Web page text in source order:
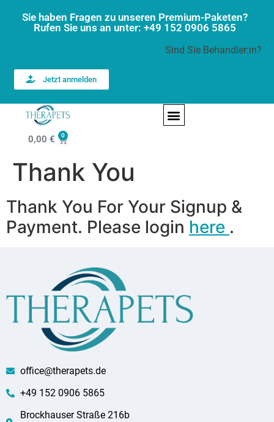
Sie haben Fragen zu unseren Premium-Paketen?
Rufen Sie uns an unter: +49 152 0906 5865
Sind Sie Behandler:in?
Jetzt anmelden
0,00€ 0
Thank You
Thank You For Your Signup &
Payment. Please login here .
office@therapets.de
+49 152 0906 5865
Brockhauser Straße 216b